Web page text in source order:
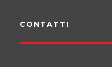
CONTATTI